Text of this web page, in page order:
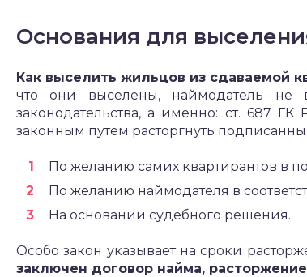
Основания для
Как выселить жильцов из сдаваемой
что они выселены, наймодатель не
законодательства, а именно: ст. 687
законным путем расторгнуть
По желанию самих квартирантов в
По желанию наймодателя в
На основании судебного решения.
Особо закон указывает на сроки
заключен договор найма,